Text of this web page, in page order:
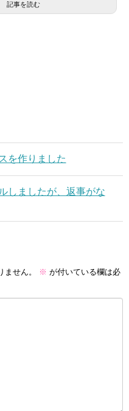
記事を読む
を作りました
しましたが、返事がな
せん。 ※ が付いている欄は必